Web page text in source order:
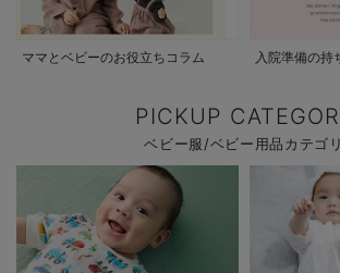
ママとベビーのお役立ちコラム 入院準備の持
PICKUP
ベビー服/ベビー用品カテゴリ